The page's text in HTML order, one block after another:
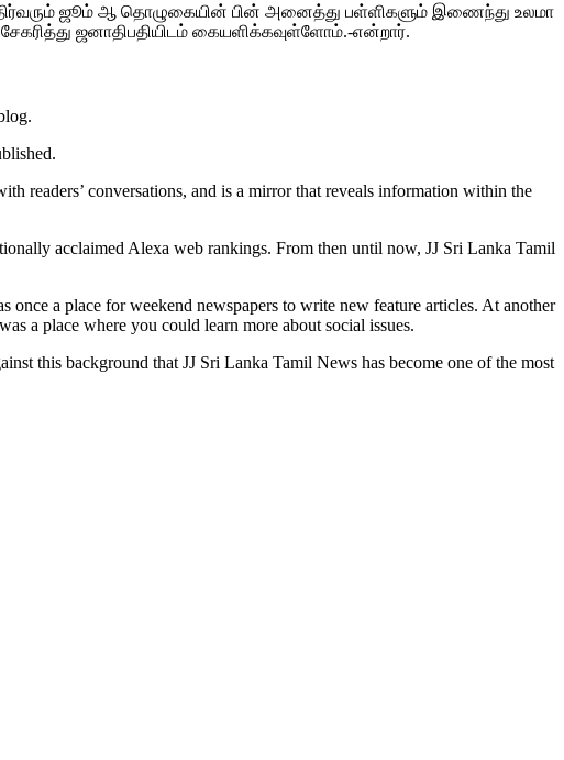
ஜூம் ஆ தொழுகையின் பின் அனைத்து பள்ளிகளும் இணைந்து உலமா
ஜனாதிபதியிடம் கையளிக்கவுள்ளோம்.-என்றார்.
readers’ conversations, and is a mirror that reveals information within the
acclaimed Alexa web rankings. From then until now, JJ Sri Lanka Tamil
a place for weekend newspapers to write new feature articles. At another
a place where you could learn more about social issues.
this background that JJ Sri Lanka Tamil News has become one of the most